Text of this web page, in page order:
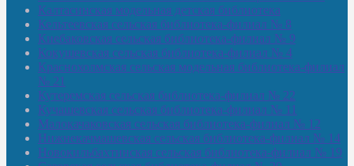
Калтасинская модельная детская библиотека
Кельтеевская сельская библиотека-филиал № 8
Киебаковская сельская библиотека-филиал № 9
Кокушевская сельская библиотека-филиал № 4
Краснохолмская сельская модельная библиотека-филиал
№ 21
Кутеремская сельская библиотека-филиал № 22
Кучашевская сельская библиотека-филиал № 11
Малокачаковская сельская библиотека-филиал № 12
Нижнекачмашевская сельская библиотека-филиал № 14
Новокильбахтинская сельская библиотека-филиал № 19